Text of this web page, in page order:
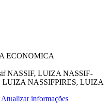
ECONOMICA
NASSIF, LUIZA NASSIF-
LUIZA NASSIFPIRES, LUIZA
Atualizar informações